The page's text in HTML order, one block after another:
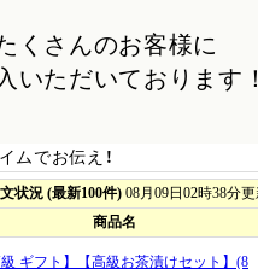
くさんのお客様に
いただいております！
ムでお伝え！